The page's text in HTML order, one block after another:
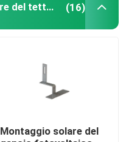
Sistema di montaggio solare del tetto di mattonelle (16)
Montaggio solare del